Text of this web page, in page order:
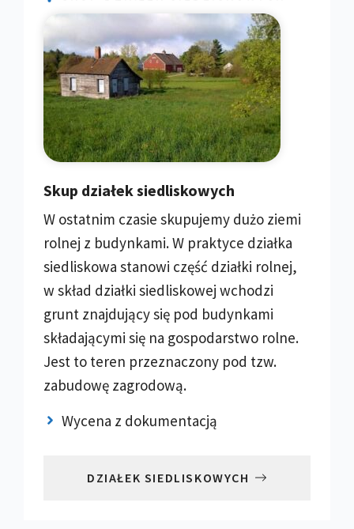
Skup działek siedliskowych
W ostatnim czasie skupujemy dużo ziemi
rolnej z budynkami. W praktyce działka
siedliskowa stanowi część działki rolnej,
w skład działki siedliskowej wchodzi
grunt znajdujący się pod budynkami
składającymi się na gospodarstwo rolne.
Jest to teren przeznaczony pod tzw.
zabudowę zagrodową.
Wycena z dokumentacją
DZIAŁEK SIEDLISKOWYCH